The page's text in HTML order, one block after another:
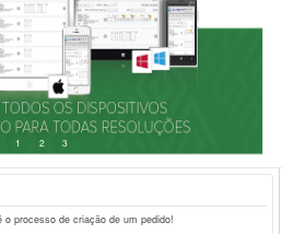
1 2 3
processo de criação de um pedido!